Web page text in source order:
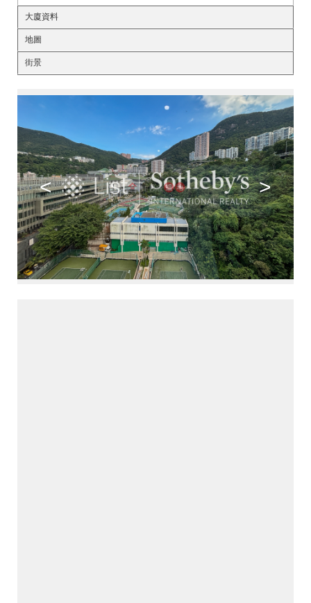
大廈資料
地圖
街景
< >